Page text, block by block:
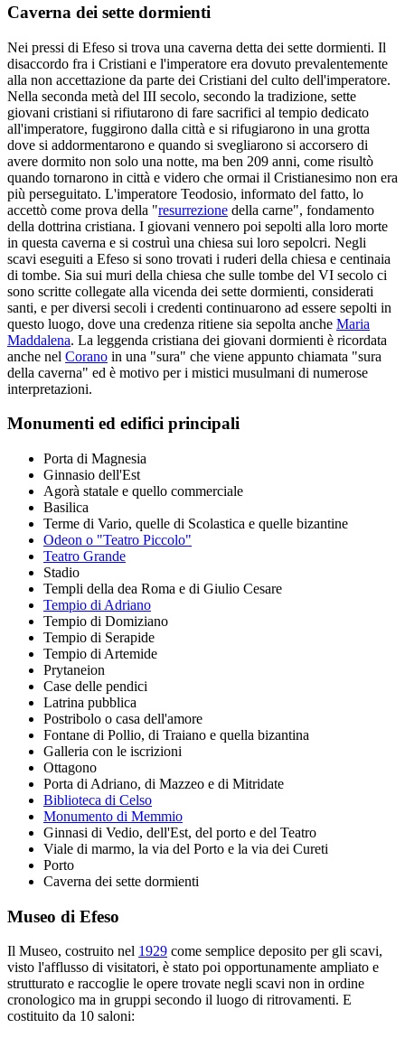
Caverna dei sette dormienti
Nei pressi di Efeso si trova una caverna detta dei sette dormienti. Il
disaccordo fra i Cristiani e l'imperatore era dovuto prevalentemente
alla non accettazione da parte dei Cristiani del culto dell'imperatore.
Nella seconda metà del III secolo, secondo la tradizione, sette
giovani cristiani si rifiutarono di fare sacrifici al tempio dedicato
all'imperatore, fuggirono dalla città e si rifugiarono in una grotta
dove si addormentarono e quando si svegliarono si accorsero di
avere dormito non solo una notte, ma ben 209 anni, come risultò
quando tornarono in città e videro che ormai il Cristianesimo non era
più perseguitato. L'imperatore Teodosio, informato del fatto, lo
accettò come prova della "resurrezione della carne", fondamento
della dottrina cristiana. I giovani vennero poi sepolti alla loro morte
in questa caverna e si costruì una chiesa sui loro sepolcri. Negli
scavi eseguiti a Efeso si sono trovati i ruderi della chiesa e centinaia
di tombe. Sia sui muri della chiesa che sulle tombe del VI secolo ci
sono scritte collegate alla vicenda dei sette dormienti, considerati
santi, e per diversi secoli i credenti continuarono ad essere sepolti in
questo luogo, dove una credenza ritiene sia sepolta anche Maria
Maddalena. La leggenda cristiana dei giovani dormienti è ricordata
anche nel Corano in una "sura" che viene appunto chiamata "sura
della caverna" ed è motivo per i mistici musulmani di numerose
interpretazioni.
Monumenti ed edifici principali
Porta di Magnesia
Ginnasio dell'Est
Agorà statale e quello commerciale
Basilica
Terme di Vario, quelle di Scolastica e quelle bizantine
Odeon o "Teatro Piccolo"
Teatro Grande
Stadio
Templi della dea Roma e di Giulio Cesare
Tempio di Adriano
Tempio di Domiziano
Tempio di Serapide
Tempio di Artemide
Prytaneion
Case delle pendici
Latrina pubblica
Postribolo o casa dell'amore
Fontane di Pollio, di Traiano e quella bizantina
Galleria con le iscrizioni
Ottagono
Porta di Adriano, di Mazzeo e di Mitridate
Biblioteca di Celso
Monumento di Memmio
Ginnasi di Vedio, dell'Est, del porto e del Teatro
Viale di marmo, la via del Porto e la via dei Cureti
Porto
Caverna dei sette dormienti
Museo di Efeso
Il Museo, costruito nel 1929 come semplice deposito per gli scavi,
visto l'afflusso di visitatori, è stato poi opportunamente ampliato e
strutturato e raccoglie le opere trovate negli scavi non in ordine
cronologico ma in gruppi secondo il luogo di ritrovamenti. E
costituito da 10 saloni: